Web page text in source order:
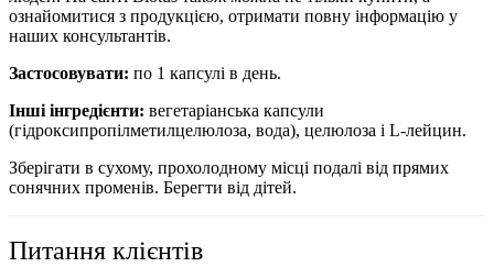
ознайомитися з продукцією, отримати повну інформацію у
наших консультантів.
Застосовувати: по 1 капсулі в день.
Інші інгредієнти: вегетаріанська капсули
(гідроксипропілметилцелюлоза, вода), целюлоза і L-лейцин.
Зберігати в сухому, прохолодному місці подалі від прямих
сонячних променів. Берегти від дітей.
Питання клієнтів